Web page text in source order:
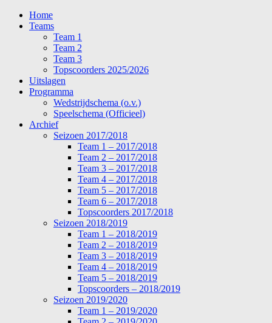
Home
Teams
Team 1
Team 2
Team 3
Topscoorders 2025/2026
Uitslagen
Programma
Wedstrijdschema (o.v.)
Speelschema (Officieel)
Archief
Seizoen 2017/2018
Team 1 – 2017/2018
Team 2 – 2017/2018
Team 3 – 2017/2018
Team 4 – 2017/2018
Team 5 – 2017/2018
Team 6 – 2017/2018
Topscoorders 2017/2018
Seizoen 2018/2019
Team 1 – 2018/2019
Team 2 – 2018/2019
Team 3 – 2018/2019
Team 4 – 2018/2019
Team 5 – 2018/2019
Topscoorders – 2018/2019
Seizoen 2019/2020
Team 1 – 2019/2020